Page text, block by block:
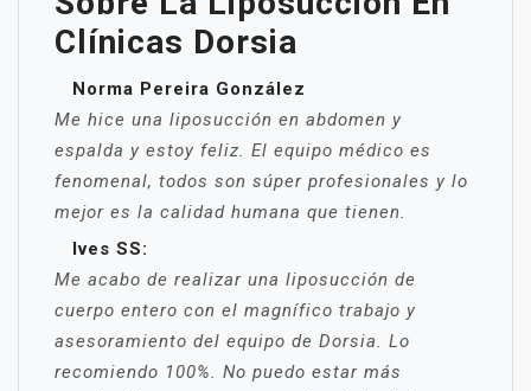
Clínicas Dorsia
Norma Pereira González
Me hice una liposucción en abdomen y
espalda y estoy feliz. El equipo médico es
fenomenal, todos son súper profesionales y lo
mejor es la calidad humana que tienen.
Ives SS:
Me acabo de realizar una liposucción de
cuerpo entero con el magnífico trabajo y
asesoramiento del equipo de Dorsia. Lo
recomiendo 100%. No puedo estar más